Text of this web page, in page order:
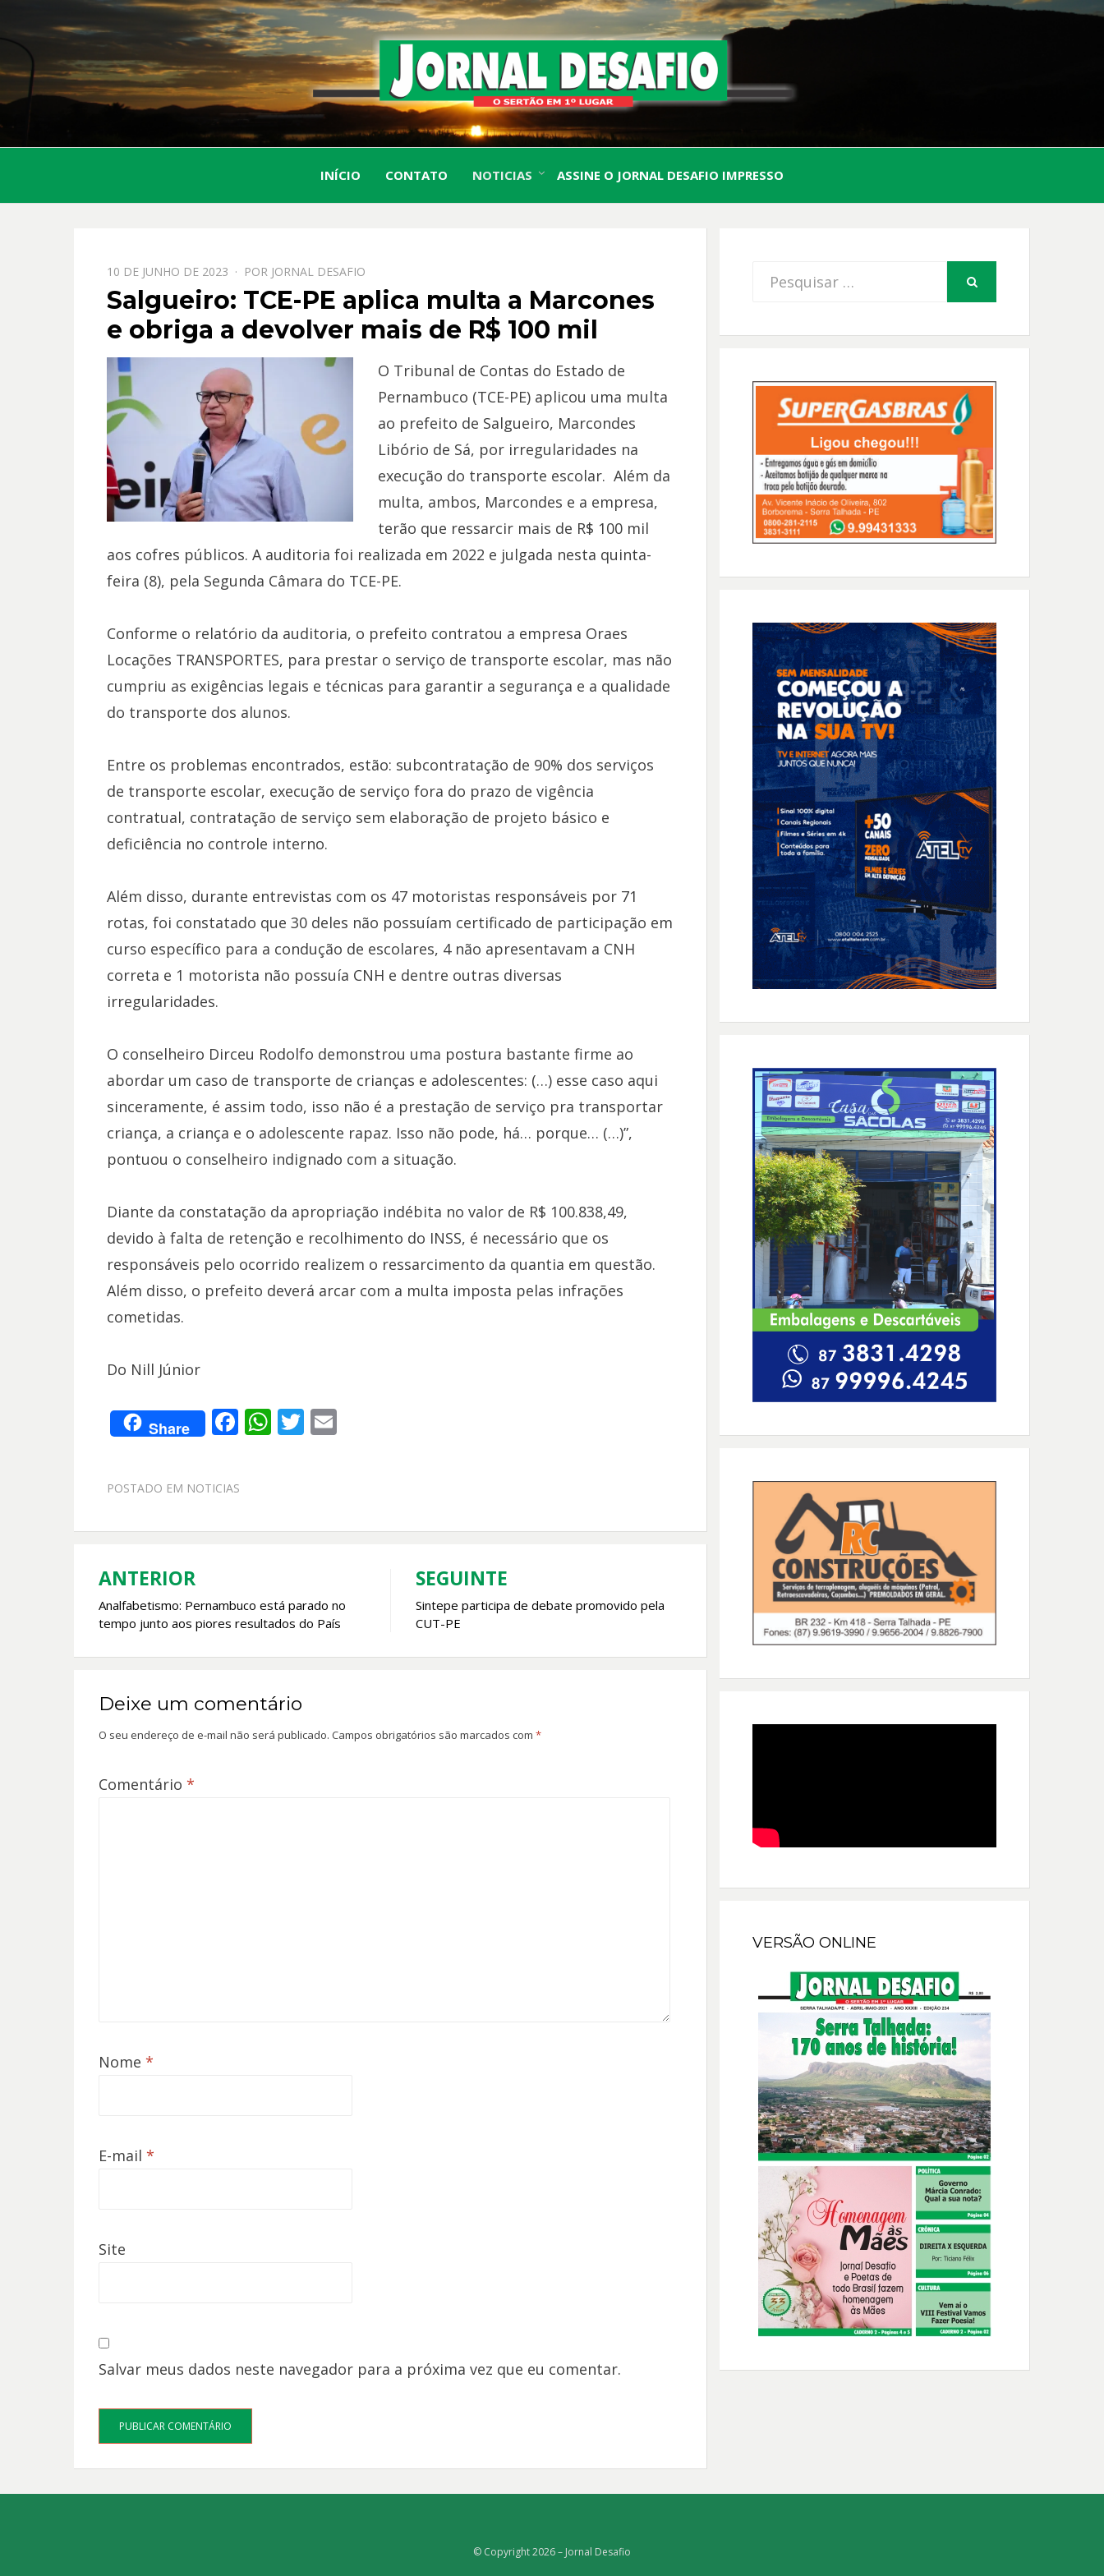
JORNAL
DESAFIO
O Sertão em 1º Lugar
INÍCIO CONTATO NOTICIAS ASSINE O JORNAL DESAFIO IMPRESSO
PPOSTADO
EM
10 DE JUNHO DE 2023 POR JORNAL DESAFIO
Salgueiro: TCE-PE aplica multa a Marcones
e obriga a devolver mais de R$ 100 mil
O Tribunal de Contas do Estado de
Pernambuco (TCE-PE) aplicou uma multa
ao prefeito de Salgueiro, Marcondes
Libório de Sá, por irregularidades na
execução do transporte escolar. Além da
multa, ambos, Marcondes e a empresa,
terão que ressarcir mais de R$ 100 mil
aos cofres públicos. A auditoria foi realizada em 2022 e julgada nesta quinta-
feira (8), pela Segunda Câmara do TCE-PE.
Conforme o relatório da auditoria, o prefeito contratou a empresa Oraes
Locações TRANSPORTES, para prestar o serviço de transporte escolar, mas não
cumpriu as exigências legais e técnicas para garantir a segurança e a qualidade
do transporte dos alunos.
Entre os problemas encontrados, estão: subcontratação de 90% dos serviços
de transporte escolar, execução de serviço fora do prazo de vigência
contratual, contratação de serviço sem elaboração de projeto básico e
deficiência no controle interno.
Além disso, durante entrevistas com os 47 motoristas responsáveis por 71
rotas, foi constatado que 30 deles não possuíam certificado de participação em
curso específico para a condução de escolares, 4 não apresentavam a CNH
correta e 1 motorista não possuía CNH e dentre outras diversas
irregularidades.
O conselheiro Dirceu Rodolfo demonstrou uma postura bastante firme ao
abordar um caso de transporte de crianças e adolescentes: (…) esse caso aqui
sinceramente, é assim todo, isso não é a prestação de serviço pra transportar
criança, a criança e o adolescente rapaz. Isso não pode, há… porque… (…)”,
pontuou o conselheiro indignado com a situação.
Diante da constatação da apropriação indébita no valor de R$ 100.838,49,
devido à falta de retenção e recolhimento do INSS, é necessário que os
responsáveis pelo ocorrido realizem o ressarcimento da quantia em questão.
Além disso, o prefeito deverá arcar com a multa imposta pelas infrações
cometidas.
Do Nill Júnior
Share F
b
o
W
A
T E
POSTADO EM NOTICIAS
Navegação
de
ANTERIOR
Analfabetismo: Pernambuco está parado no
tempo junto aos piores resultados do País
SEGUINTE
Sintepe participa de debate promovido pela
CUT-PE
Deixe um comentário
O seu endereço de e-mail não será publicado. Campos obrigatórios são marcados com *
Comentário *
Nome *
E-mail *
Site
Salvar meus dados neste navegador para a próxima vez que eu comentar.
Procurar
VERSÃO ONLINE
© Copyright 2026 – Jornal Desafio